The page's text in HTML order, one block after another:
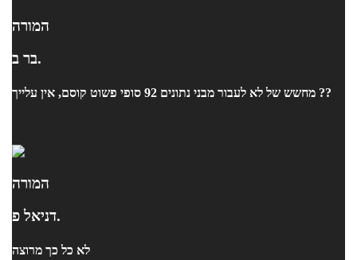
המורה
בר ב.
מחשש של לא לעבור מבני נתונים 92 סופי פשוט קוסם, אין עלייך ??
המורה
דניאל פ.
לא כל כך מרוצה